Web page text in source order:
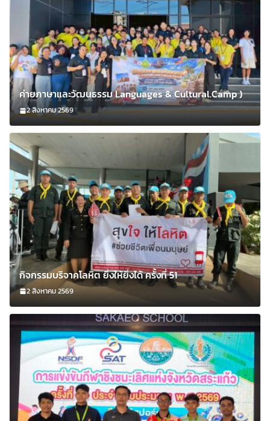
ค่ายภาษาและวัฒนธรรม Languages & Cultural.Camp )
2 สิงหาคม 2569
กิจกรรมบริจาคโลหิต ยิ่งให้ยิ่งได้ ครั้งที่ 51
2 สิงหาคม 2569